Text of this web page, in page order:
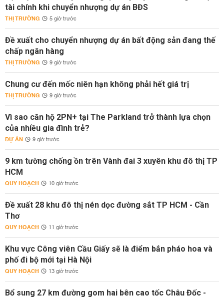
tài chính khi chuyển nhượng dự án BĐS
THỊ TRƯỜNG 5 giờ trước
Đề xuất cho chuyển nhượng dự án bất động sản đang thế
chấp ngân hàng
THỊ TRƯỜNG 9 giờ trước
Chung cư đến mốc niên hạn không phải hết giá trị
THỊ TRƯỜNG 9 giờ trước
Vì sao căn hộ 2PN+ tại The Parkland trở thành lựa chọn
của nhiều gia đình trẻ?
DỰ ÁN 9 giờ trước
9 km tường chống ồn trên Vành đai 3 xuyên khu đô thị TP
HCM
QUY HOẠCH 10 giờ trước
Đề xuất 28 khu đô thị nén dọc đường sắt TP HCM - Cần
Thơ
QUY HOẠCH 11 giờ trước
Khu vực Công viên Cầu Giấy sẽ là điểm bắn pháo hoa và
phố đi bộ mới tại Hà Nội
QUY HOẠCH 13 giờ trước
Bổ sung 27 km đường gom hai bên cao tốc Châu Đốc -